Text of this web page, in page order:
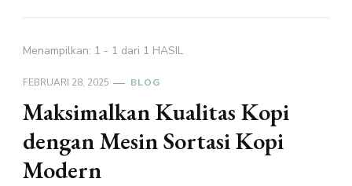
Menampilkan: 1 - 1 dari 1 HASIL
FEBRUARI 28, 2025 BLOG
Maksimalkan Kualitas Kopi
dengan Mesin Sortasi Kopi
Modern